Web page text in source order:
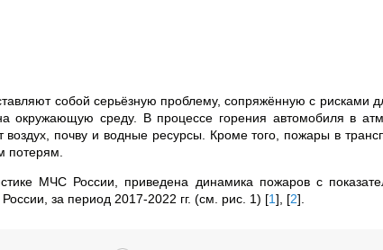
собой серьёзную проблему, сопряжённую с рисками
окружающую среду. В процессе горения автомобиля в
воздух, почву и водные ресурсы. Кроме того, пожары в
потерям.
МЧС России, приведена динамика пожаров с
за период 2017-2022 гг. (см. рис. 1) [1] [2]